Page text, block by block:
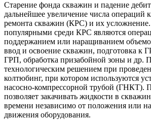
Старение фонда скважин и падение
дальнейшее увеличение числа операций
ремонта скважин (КРС) и их
популярными среди КРС являются
поддержанием или наращиванием
ввод и освоение скважин, подготовка к
ГРП, обработка призабойной зоны и др.
технологическим решением при
колтюбинг, при котором используются
насосно-компрессорной трубой
позволяет закачивать жидкости в
времени независимо от положения или
движения оборудования.